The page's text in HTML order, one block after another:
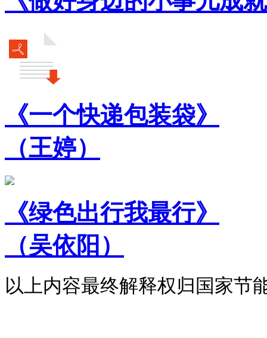
《一个快递包装袋》
（王婷）
《绿色出行我最行》
（吴依阳）
以上内容最终解释权归国家节